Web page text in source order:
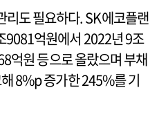
리도 필요하다. SK에코플랜
9081억원에서 2022년 9조
억원 등으로 올랐으며 부채
8%p 증가한 245%를 기